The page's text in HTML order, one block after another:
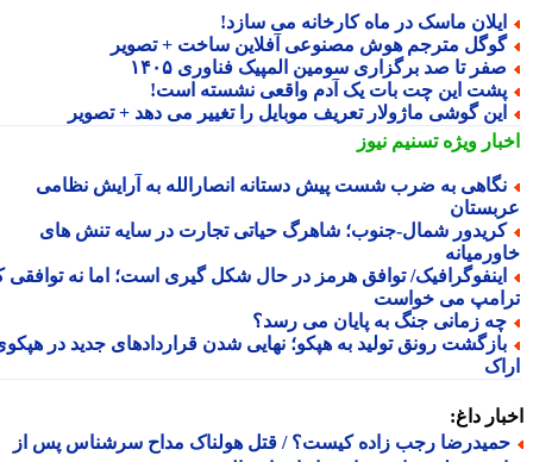
ماسک در ماه کارخانه می سازد!
مترجم هوش مصنوعی آفلاین ساخت + تصویر
تا صد برگزاری سومین المپیک فناوری ۱۴۰۵
این چت بات یک آدم واقعی نشسته است!
گوشی ماژولار تعریف موبایل را تغییر می دهد + تصویر
ویژهتسنیم نیوز
به ضرب شست پیش دستانه انصارالله به آرایش نظامی
شمال-جنوب؛ شاهرگ حیاتی تجارت در سایه تنش های
توافق هرمز در حال شکل گیری است؛ اما نه توافقی که
می خواست
زمانی جنگ به پایان می رسد؟
رونق تولید به هپکو؛ نهایی شدن قراردادهای جدید در هپکوی
داغ:
رجب زاده کیست؟ / قتل هولناک مداح سرشناس پس از